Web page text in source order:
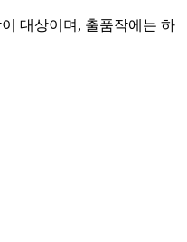
대상이며, 출품작에는 하